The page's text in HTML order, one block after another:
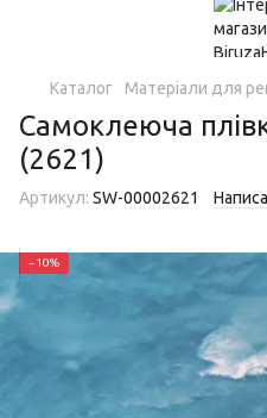
Каталог Матеріали для
Самоклеюча
(2621)
Артикул: SW-00002621
−10%